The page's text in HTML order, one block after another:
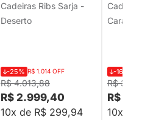
Cadeiras Ribs Sarja -
Deserto
R$ 4.013,88
-25% R$ 1.014 OFF
R$ 2.999,40
10x de R$ 299,94
R$
-16%
R$
10x de